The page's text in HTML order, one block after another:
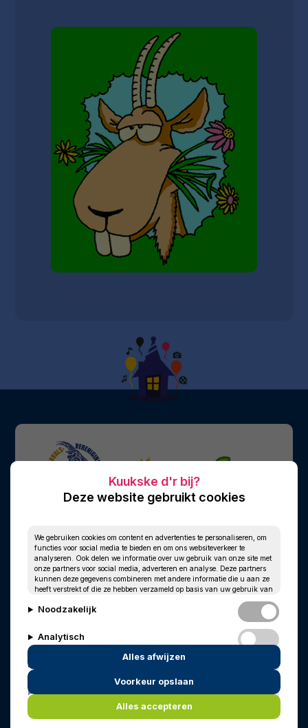
© 2010 - 2026PrivacyCookies
Deze website gebruikt cookies
We gebruiken cookies om content en advertenties te personaliseren, om
functies voor social media te bieden en om ons websiteverkeer te
analyseren. Ook delen we informatie over uw gebruik van onze site met
onze partners voor social media, adverteren en analyse. Deze partners
kunnen deze gegevens combineren met andere informatie die u aan ze
heeft verstrekt of die ze hebben verzameld op basis van uw gebruik van
Noodzakelijk
Analytisch
Marketing
Alles afwijzen
Voorkeur opslaan
Alles accepteren